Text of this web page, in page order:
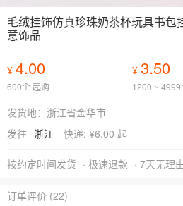
毛绒挂饰仿真珍珠奶茶杯玩具书包
意饰品
¥ 4.00
600个 起购
¥ 3.50
1200 ~ 4999
发货地：浙江省金华市
发往 浙江 快递: ¥6.00 起
按约定时间发货 · 极速退款 · 7天无理
订单评价 (22)